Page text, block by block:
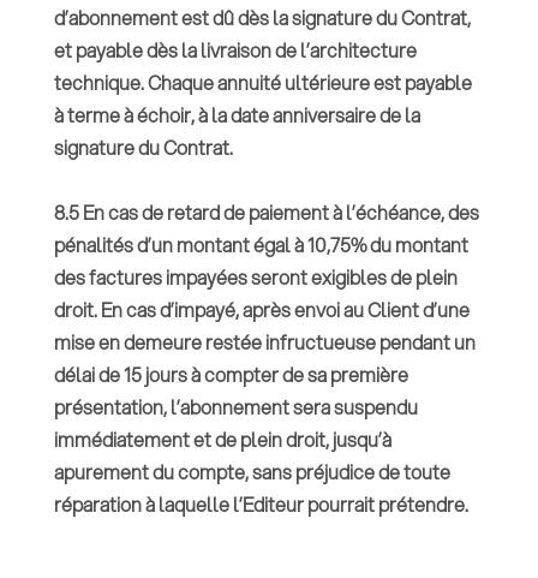
d’abonnement est dû dès la signature du Contrat,
et payable dès la livraison de l’architecture
technique. Chaque annuité ultérieure est payable
à terme à échoir, à la date anniversaire de la
signature du Contrat.
8.5 En cas de retard de paiement à l’échéance, des
pénalités d’un montant égal à 10,75% du montant
des factures impayées seront exigibles de plein
droit. En cas d’impayé, après envoi au Client d’une
mise en demeure restée infructueuse pendant un
délai de 15 jours à compter de sa première
présentation, l’abonnement sera suspendu
immédiatement et de plein droit, jusqu’à
apurement du compte, sans préjudice de toute
réparation à laquelle l’Editeur pourrait prétendre.